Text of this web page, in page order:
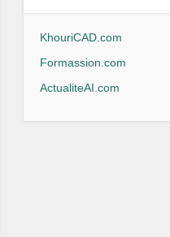
KhouriCAD.com
Formassion.com
ActualiteAI.com